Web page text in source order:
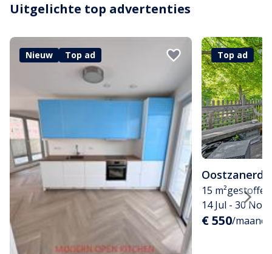
Uitgelichte top advertenties
Nieuw Top ad Top ad
15 m²
14 Jul - 30 Nov
€ 550/maand